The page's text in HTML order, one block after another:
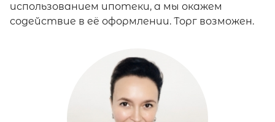
использованием ипотеки, а мы окажем
содействие в её оформлении. Торг возможен.